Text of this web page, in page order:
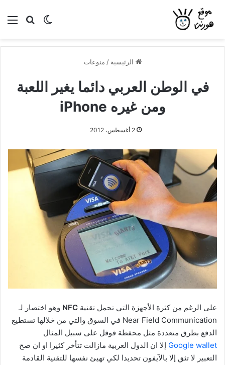
بحثالوضع
الرئيسية / منوعات
في الوطن العربي دائما يغير اللعبة
ومن غيره iPhone
2 أغسطس، 2012
على الرغم من كثرة الأجهزة التي تحمل تقنية NFC وهو اختصار لـ
Near Field Communication في السوق والتي من خلالها تستطيع
الدفع بطرق متعددة مثل محفظة قوقل على سبيل المثال
Google wallet إلا ان الدول العربية مازالت تتأخر كثيرا او ان صح
التعبير لا تثق إلا بالآيفون تحديدا لكي تهيئ نفسها للتقنية القادمة